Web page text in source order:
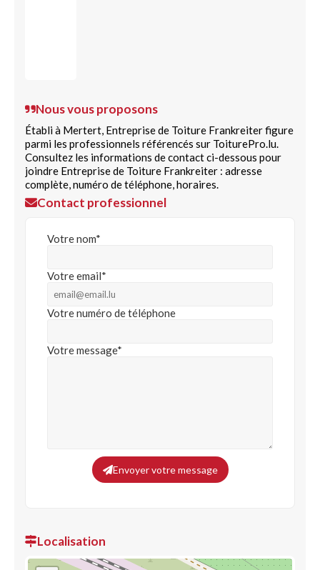
Nous vous proposons
Établi à Mertert, Entreprise de Toiture Frankreiter figure
parmi les professionnels référencés sur ToiturePro.lu.
Consultez les informations de contact ci-dessous pour
joindre Entreprise de Toiture Frankreiter : adresse
complète, numéro de téléphone, horaires.
Contact professionnel
Votre nom*
Votre email*
Votre numéro de téléphone
Votre message*
Envoyer votre message
Localisation